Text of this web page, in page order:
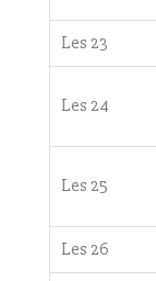
Les 23
Les 24
Les 25
Les 26